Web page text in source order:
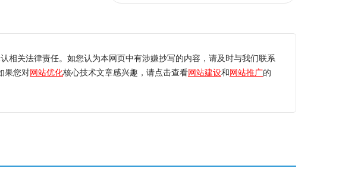
相关法律责任。如您认为本网页中有涉嫌抄写的内容，请及时与我们联系
果您对网站优化核心技术文章感兴趣，请点击查看网站建设和 网站推广的